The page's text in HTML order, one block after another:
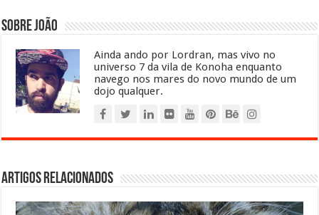
Sobre João
Ainda ando por Lordran, mas vivo no
universo 7 da vila de Konoha enquanto
navego nos mares do novo mundo de um
dojo qualquer.
Artigos relacionados